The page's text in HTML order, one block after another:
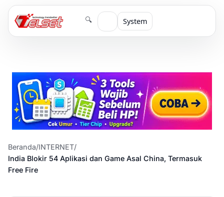
🔍 System
Beranda/INTERNET/
India Blokir 54 Aplikasi dan Game Asal China, Termasuk
Free Fire